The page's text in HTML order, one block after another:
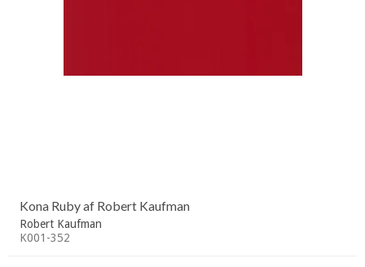
Kona Ruby af Robert Kaufman
Robert Kaufman
K001-352